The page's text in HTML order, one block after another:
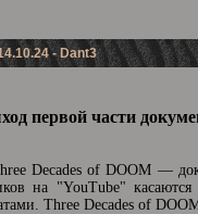
- Dant3
первой части
Decades of DOOM —
на "YouTube"
Three Decades of